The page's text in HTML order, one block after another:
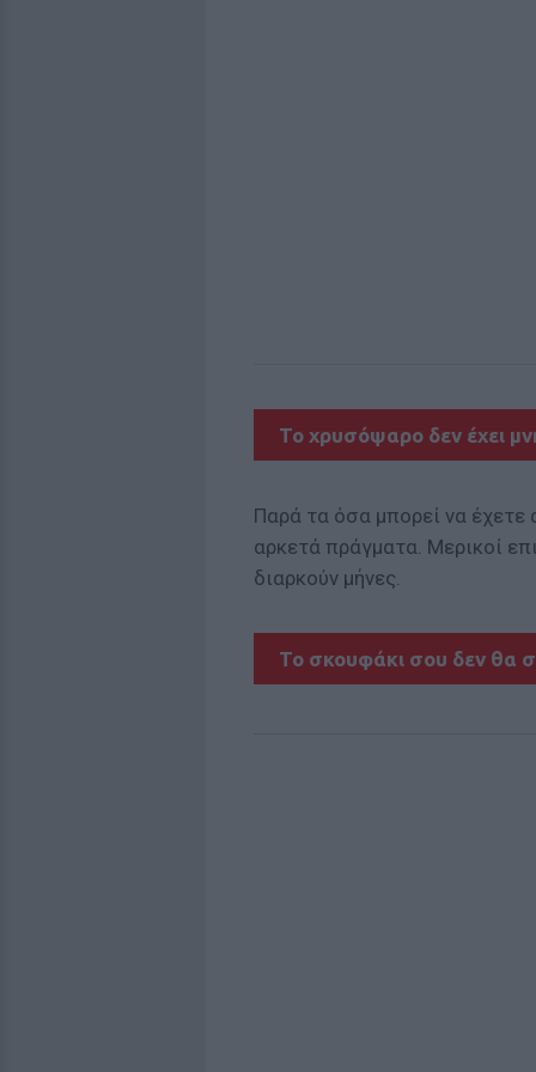
Το χρυσόψαρο δεν έχει
Παρά τα όσα μπορεί να έχετε
αρκετά πράγματα. Μερικοί
διαρκούν μήνες.
Το σκουφάκι σου δεν θα